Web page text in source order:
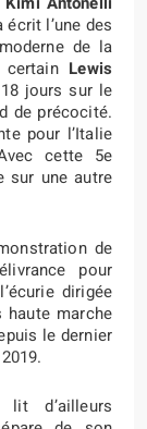
l’une des
de la
Lewis
jours sur le
de précocité.
pour l’Italie
cette 5e
sur une autre
de
pour
dirigée
marche
le dernier
d’ailleurs